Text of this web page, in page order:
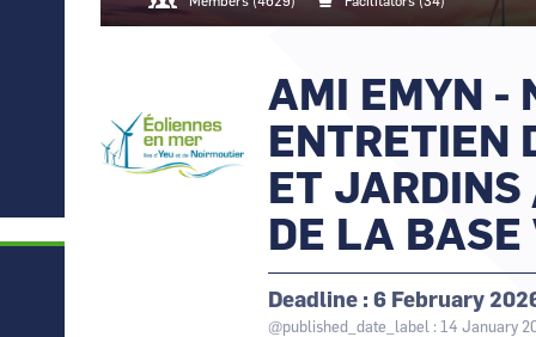
Comment
Comment
Contactez-nous
Les énergies
Réseau de Transport
d´électricité (RTE)
AMI EMYN -
ENTRETIEN
ET
DE LA BASE
Deadline 6 February
@published_date_label : 14 January